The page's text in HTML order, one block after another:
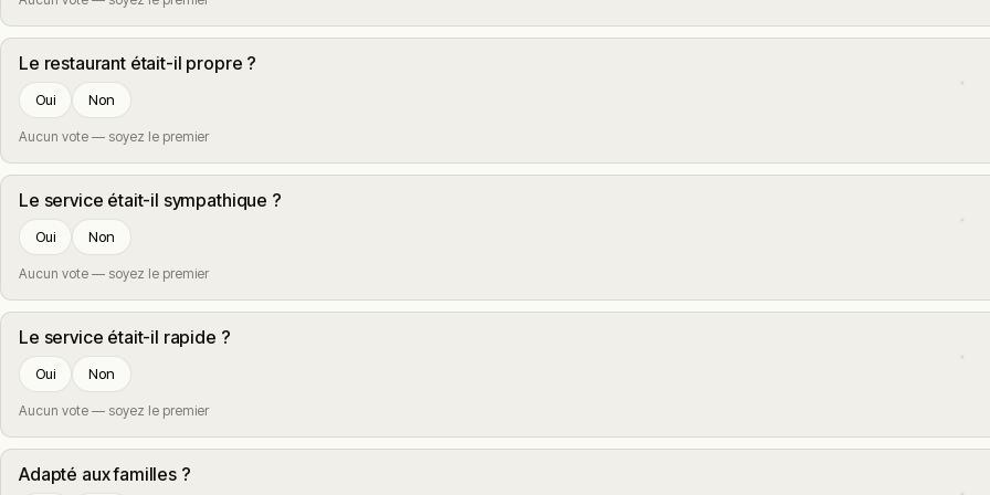
Le restaurant était-il propre ?
Oui Non
Aucun vote — soyez le premier
Le service était-il sympathique ?
Oui Non
Aucun vote — soyez le premier
Le service était-il rapide ?
Oui Non
Aucun vote — soyez le premier
Adapté aux familles ?